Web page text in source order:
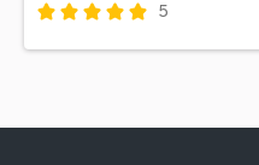
5